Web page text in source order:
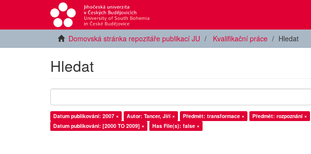
Domovská stránka repozitáře publikací JU Kvalifikační práce Hledat
Hledat
Datum publikování: 2007 × Autor: Tancer, Jiří × Předmět: transformace × Předmět: rozpoznání ×
Datum publikování: [2000 TO 2009] ×
Has File(s): false ×